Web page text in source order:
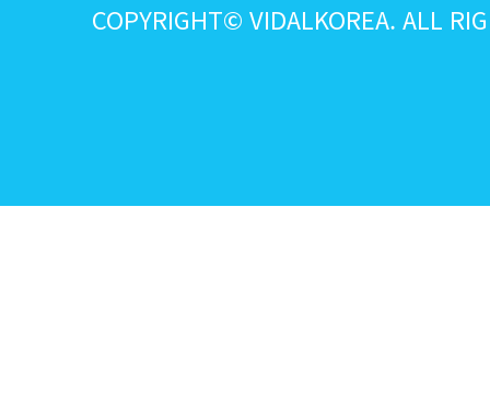
COPYRIGHT© VIDALKOREA. ALL